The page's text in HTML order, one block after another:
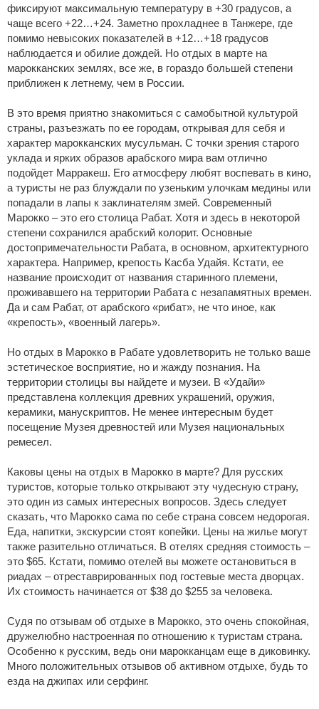
фиксируют максимальную температуру в +30 градусов, а
чаще всего +22…+24. Заметно прохладнее в Танжере, где
помимо невысоких показателей в +12…+18 градусов
наблюдается и обилие дождей. Но отдых в марте на
марокканских землях, все же, в гораздо большей степени
приближен к летнему, чем в России.
В это время приятно знакомиться с самобытной культурой
страны, разъезжать по ее городам, открывая для себя и
характер марокканских мусульман. С точки зрения старого
уклада и ярких образов арабского мира вам отлично
подойдет Марракеш. Его атмосферу любят воспевать в кино,
а туристы не раз блуждали по узеньким улочкам медины или
попадали в лапы к заклинателям змей. Современный
Марокко – это его столица Рабат. Хотя и здесь в некоторой
степени сохранился арабский колорит. Основные
достопримечательности Рабата, в основном, архитектурного
характера. Например, крепость Касба Удайя. Кстати, ее
название происходит от названия старинного племени,
проживавшего на территории Рабата с незапамятных времен.
Да и сам Рабат, от арабского «рибат», не что иное, как
«крепость», «военный лагерь».
Но отдых в Марокко в Рабате удовлетворить не только ваше
эстетическое восприятие, но и жажду познания. На
территории столицы вы найдете и музеи. В «Удайи»
представлена коллекция древних украшений, оружия,
керамики, манускриптов. Не менее интересным будет
посещение Музея древностей или Музея национальных
ремесел.
Каковы цены на отдых в Марокко в марте? Для русских
туристов, которые только открывают эту чудесную страну,
это один из самых интересных вопросов. Здесь следует
сказать, что Марокко сама по себе страна совсем недорогая.
Еда, напитки, экскурсии стоят копейки. Цены на жилье могут
также разительно отличаться. В отелях средняя стоимость –
это $65. Кстати, помимо отелей вы можете остановиться в
риадах – отреставрированных под гостевые места дворцах.
Их стоимость начинается от $38 до $255 за человека.
Судя по отзывам об отдыхе в Марокко, это очень спокойная,
дружелюбно настроенная по отношению к туристам страна.
Особенно к русским, ведь они марокканцам еще в диковинку.
Много положительных отзывов об активном отдыхе, будь то
езда на джипах или серфинг.